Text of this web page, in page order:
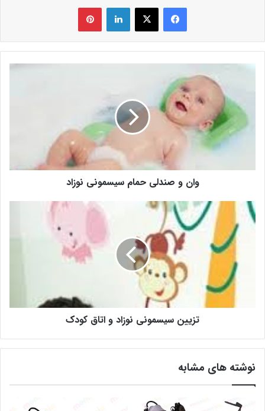
فیس بوک X لینکدین ‫پین‌ترست
وان و صندلی حمام سیسمونی نوزاد
تزیین سیسمونی نوزاد و اتاق کودک
نوشته های مشابه